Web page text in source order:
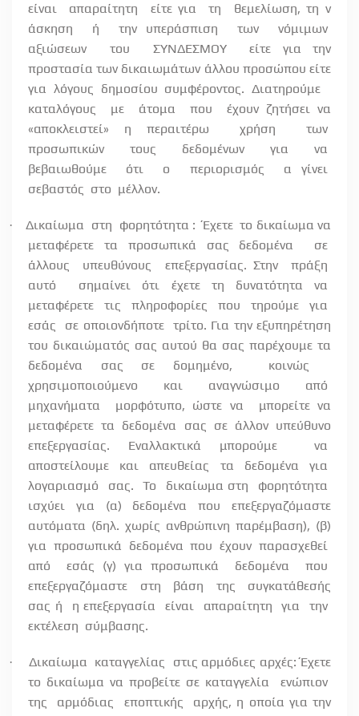
είναι
απαραίτητη είτε για τη
θεμελίωση, τη ν
άσκηση
ή την υπεράσπιση των
νόμιμων
αξιώσεων
του ΣΥΝΔΕΣΜΟΥ
είτε για την
προστασία των δικαιωμάτων άλλου προσώπου είτε
για λόγους δημοσίου συμφέροντος. Διατηρούμε
καταλόγους
με άτομα που
έχουν ζητήσει να
«αποκλειστεί» η περαιτέρω
χρήση
των
προσωπικών
τους δεδομένων για
να
βεβαιωθούμε
ότι ο περιορισμός
α γίνει
σεβαστός στο μέλλον.
· Δικαίωμα στη φορητότητα : Έχετε το δικαίωμα να
μεταφέρετε τα προσωπικά σας δεδομένα
σε
άλλους
υπευθύνους επεξεργασίας. Στην
πράξη
αυτό
σημαίνει ότι έχετε τη δυνατότητα να
μεταφέρετε
τις πληροφορίες που τηρούμε
για
εσάς
σε οποιονδήποτε
τρίτο. Για την εξυπηρέτηση
του δικαιώματός σας αυτού θα σας παρέχουμε τα
δεδομένα σας σε δομημένο,
κοινώς
χρησιμοποιούμενο
και αναγνώσιμο
από
μηχανήματα
μορφότυπο, ώστε να
μπορείτε να
μεταφέρετε τα δεδομένα σας σε άλλον υπεύθυνο
επεξεργασίας. Εναλλακτικά μπορούμε
να
αποστείλουμε
και απευθείας τα δεδομένα
για
λογαριασμό
σας. Το δικαίωμα στη
φορητότητα
ισχύει για (α) δεδομένα που επεξεργαζόμαστε
αυτόματα (δηλ. χωρίς ανθρώπινη παρέμβαση), (β)
για προσωπικά δεδομένα που έχουν παρασχεθεί
από
εσάς (γ) για προσωπικά δεδομένα
που
επεξεργαζόμαστε
στη βάση της
συγκατάθεσής
σας ή
η επεξεργασία είναι απαραίτητη για
την
εκτέλεση σύμβασης.
· Δικαίωμα καταγγελίας
στις αρμόδιες αρχές: Έχετε
το δικαίωμα να προβείτε σε καταγγελία
ενώπιον
της
αρμόδιας εποπτικής
αρχής, η οποία για την